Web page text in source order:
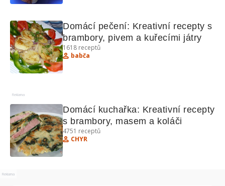
Domácí pečení: Kreativní recepty s
brambory, pivem a kuřecími játry
1618 receptů
babča
Reklama
Domácí kuchařka: Kreativní recepty
s brambory, masem a koláči
4751 receptů
CHYR
Reklama